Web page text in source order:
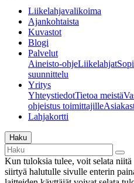
Liikelahjavalikoima
Ajankohtaista
Kuvastot
Blogi
Palvelut
Aineisto-ohjeLiikelahjat
suunnittelu
Yritys
YhteystiedotTietoa meistä
ohjeistus toimittajille
Lahjakortti
Haku
Kun tuloksia tulee, voit selata
siirtyä halutulle sivulle enterin